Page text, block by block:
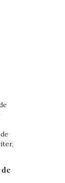
de